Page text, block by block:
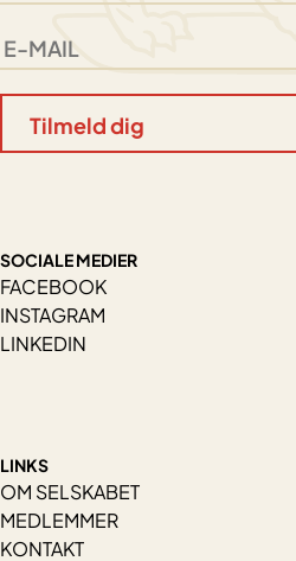
SOCIALE MEDIER
FACEBOOK
INSTAGRAM
LINKEDIN
LINKS
OM SELSKABET
MEDLEMMER
KONTAKT